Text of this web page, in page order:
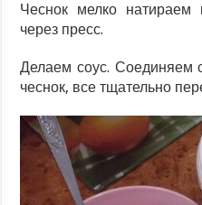
Чеснок мелко натираем
через пресс.
Делаем соус. Соединяем
чеснок, все тщательно